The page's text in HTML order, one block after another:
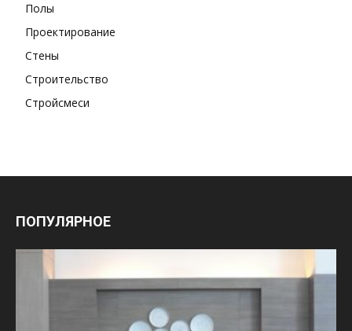
Полы
Проектирование
Стены
Строительство
Стройсмеси
ПОПУЛЯРНОЕ